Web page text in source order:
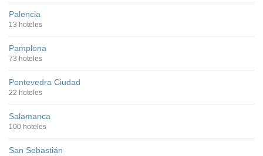
Palencia
13 hoteles
Pamplona
73 hoteles
Pontevedra Ciudad
22 hoteles
Salamanca
100 hoteles
San Sebastián